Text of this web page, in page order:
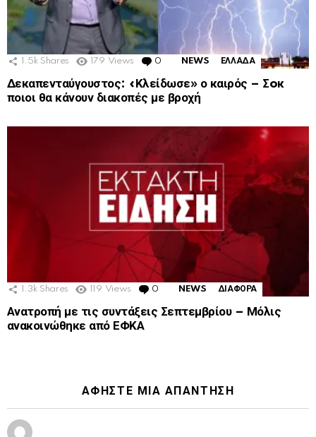
1.5k Shares 179 Views 0 Comments
NEWS ΕΛΛΑΔΑ
Δεκαπενταύγουστος: «Κλείδωσε» ο καιρός – Σoκ
ποιοι θα κάνουν διακοπές με βροχή
1.3k Shares 119 Views 0 Comments
NEWS ΔΙΑΦΟΡΑ
Ανατροπή με τις συντάξεις Σεπτεμβρίου – Μόλις
ανακοινώθηκε από ΕΦΚΑ
ΑΦΉΣΤΕ ΜΙΑ ΑΠΆΝΤΗΣΗ